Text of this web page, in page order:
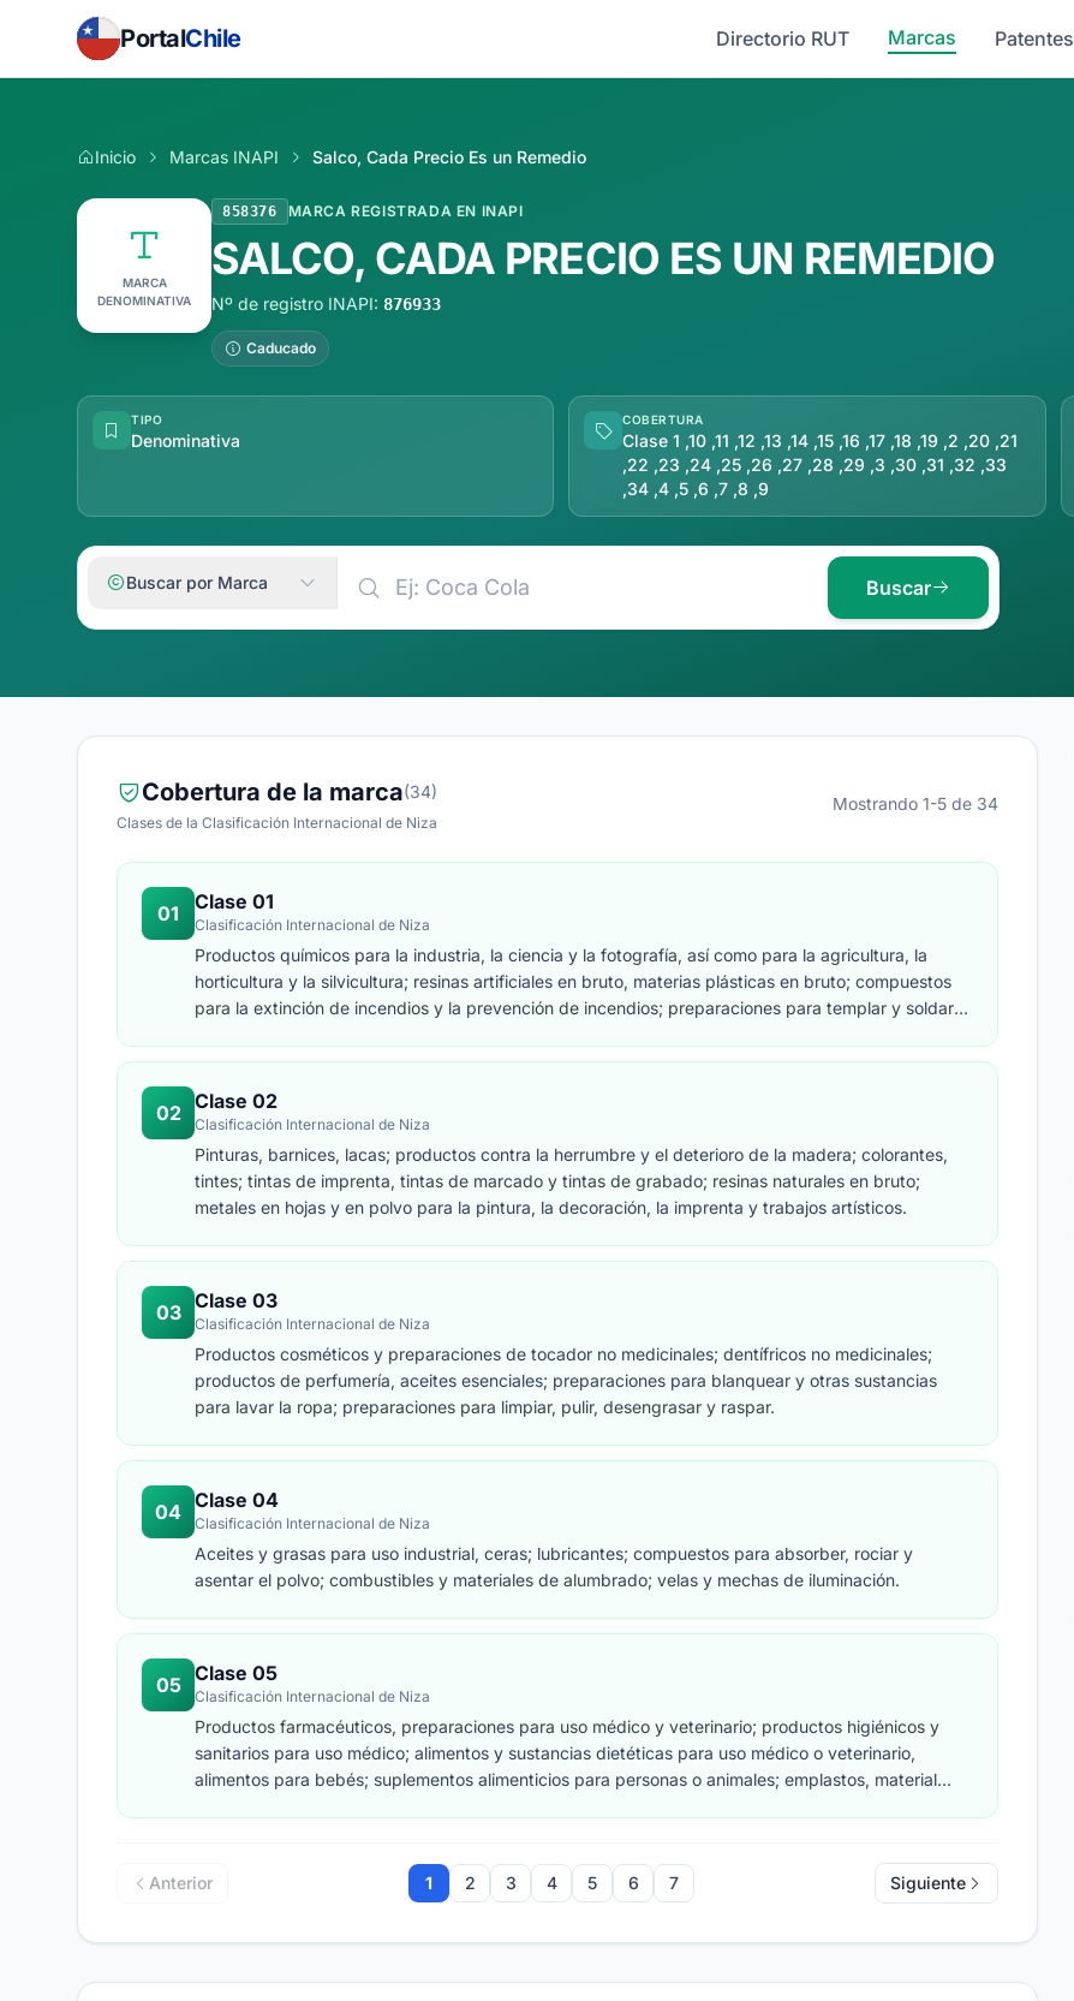
PortalChile Directorio RUT Marcas Patentes
Inicio Marcas INAPI Salco, Cada Precio Es un Remedio
MARCA
DENOMINATIVA
858376 MARCA REGISTRADA EN INAPI
SALCO, CADA PRECIO ES UN REMEDIO
Nº de registro INAPI: 876933
Caducado
TIPO
Denominativa
COBERTURA
Clase 1 ,10 ,11 ,12 ,13 ,14 ,15 ,16 ,17 ,18 ,19 ,2 ,20 ,21
,22 ,23 ,24 ,25 ,26 ,27 ,28 ,29 ,3 ,30 ,31 ,32 ,33
,34 ,4 ,5 ,6 ,7 ,8 ,9
Buscar por Marca Buscar
Cobertura de la marca(34)
Clases de la Clasificación Internacional de Niza
Mostrando 1-5 de 34
01 Clase 01
Clasificación Internacional de Niza
Productos químicos para la industria, la ciencia y la fotografía, así como para la agricultura, la
horticultura y la silvicultura; resinas artificiales en bruto, materias plásticas en bruto; compuestos
para la extinción de incendios y la prevención de incendios; preparaciones para templar y soldar
industria; masillas y otras materias de relleno en pasta; compost, abonos, fertilizantes;
02 Clase 02
Clasificación Internacional de Niza
Pinturas, barnices, lacas; productos contra la herrumbre y el deterioro de la madera; colorantes,
tintes; tintas de imprenta, tintas de marcado y tintas de grabado; resinas naturales en bruto;
metales en hojas y en polvo para la pintura, la decoración, la imprenta y trabajos artísticos.
03 Clase 03
Clasificación Internacional de Niza
Productos cosméticos y preparaciones de tocador no medicinales; dentífricos no medicinales;
productos de perfumería, aceites esenciales; preparaciones para blanquear y otras sustancias
para lavar la ropa; preparaciones para limpiar, pulir, desengrasar y raspar.
04 Clase 04
Clasificación Internacional de Niza
Aceites y grasas para uso industrial, ceras; lubricantes; compuestos para absorber, rociar y
asentar el polvo; combustibles y materiales de alumbrado; velas y mechas de iluminación.
05 Clase 05
Clasificación Internacional de Niza
Productos farmacéuticos, preparaciones para uso médico y veterinario; productos higiénicos y
sanitarios para uso médico; alimentos y sustancias dietéticas para uso médico o veterinario,
alimentos para bebés; suplementos alimenticios para personas o animales; emplastos, material
Anterior 1 2 3 4 5 6 7 Siguiente